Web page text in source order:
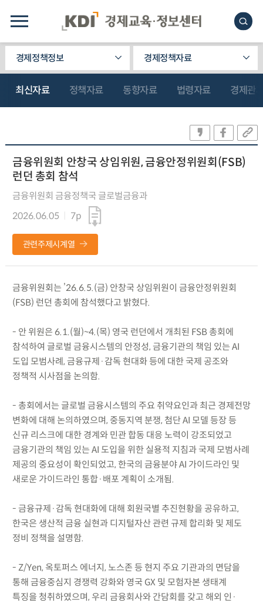
경제정책정보 경제정책자료
최신자료 정책자료 동향자료 법령자료 경제관
금융위원회 안창국 상임위원, 금융안정위원회(FSB)
런던 총회 참석
금융위원회 금융정책국 글로벌금융과
2026.06.05
7p
관련주제시계열
금융위원회는 ’26.6.5.(금) 안창국 상임위원이 금융안정위원회
(FSB) 런던 총회에 참석했다고 밝혔다.
- 안 위원은 6.1.(월)~4.(목) 영국 런던에서 개최된 FSB 총회에
참석하여 글로벌 금융시스템의 안정성, 금융기관의 책임 있는 AI
도입 모범사례, 금융규제·감독 현대화 등에 대한 국제 공조와
정책적 시사점을 논의함.
- 총회에서는 글로벌 금융시스템의 주요 취약요인과 최근 경제전망
변화에 대해 논의하였으며, 중동지역 분쟁, 첨단 AI 모델 등장 등
신규 리스크에 대한 경계와 민관 합동 대응 노력이 강조되었고
금융기관의 책임 있는 AI 도입을 위한 실용적 지침과 국제 모범사례
제공의 중요성이 확인되었고, 한국의 금융분야 AI 가이드라인 및
새로운 가이드라인 통합·배포 계획이 소개됨.
- 금융규제·감독 현대화에 대해 회원국별 추진현황을 공유하고,
한국은 생산적 금융 실현과 디지털자산 관련 규제 합리화 및 제도
정비 정책을 설명함.
- Z/Yen, 옥토퍼스 에너지, 노스존 등 현지 주요 기관과의 면담을
통해 금융중심지 경쟁력 강화와 영국 GX 및 모험자본 생태계
특징을 청취하였으며, 우리 금융회사와 간담회를 갖고 해외 인·